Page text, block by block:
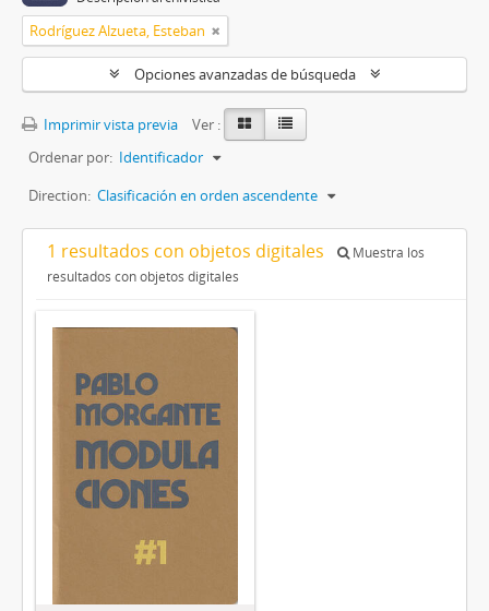
Rodríguez Alzueta, Esteban
Opciones avanzadas de búsqueda
Imprimir vista previa
Ver :
Ordenar por: Identificador
Direction: Clasificación en orden ascendente
1 resultados con objetos digitales
Muestra los
resultados con objetos digitales